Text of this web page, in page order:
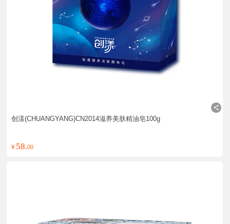
创漾(CHUANGYANG)CN2014滋养美肤精油皂100g
¥ 58.00